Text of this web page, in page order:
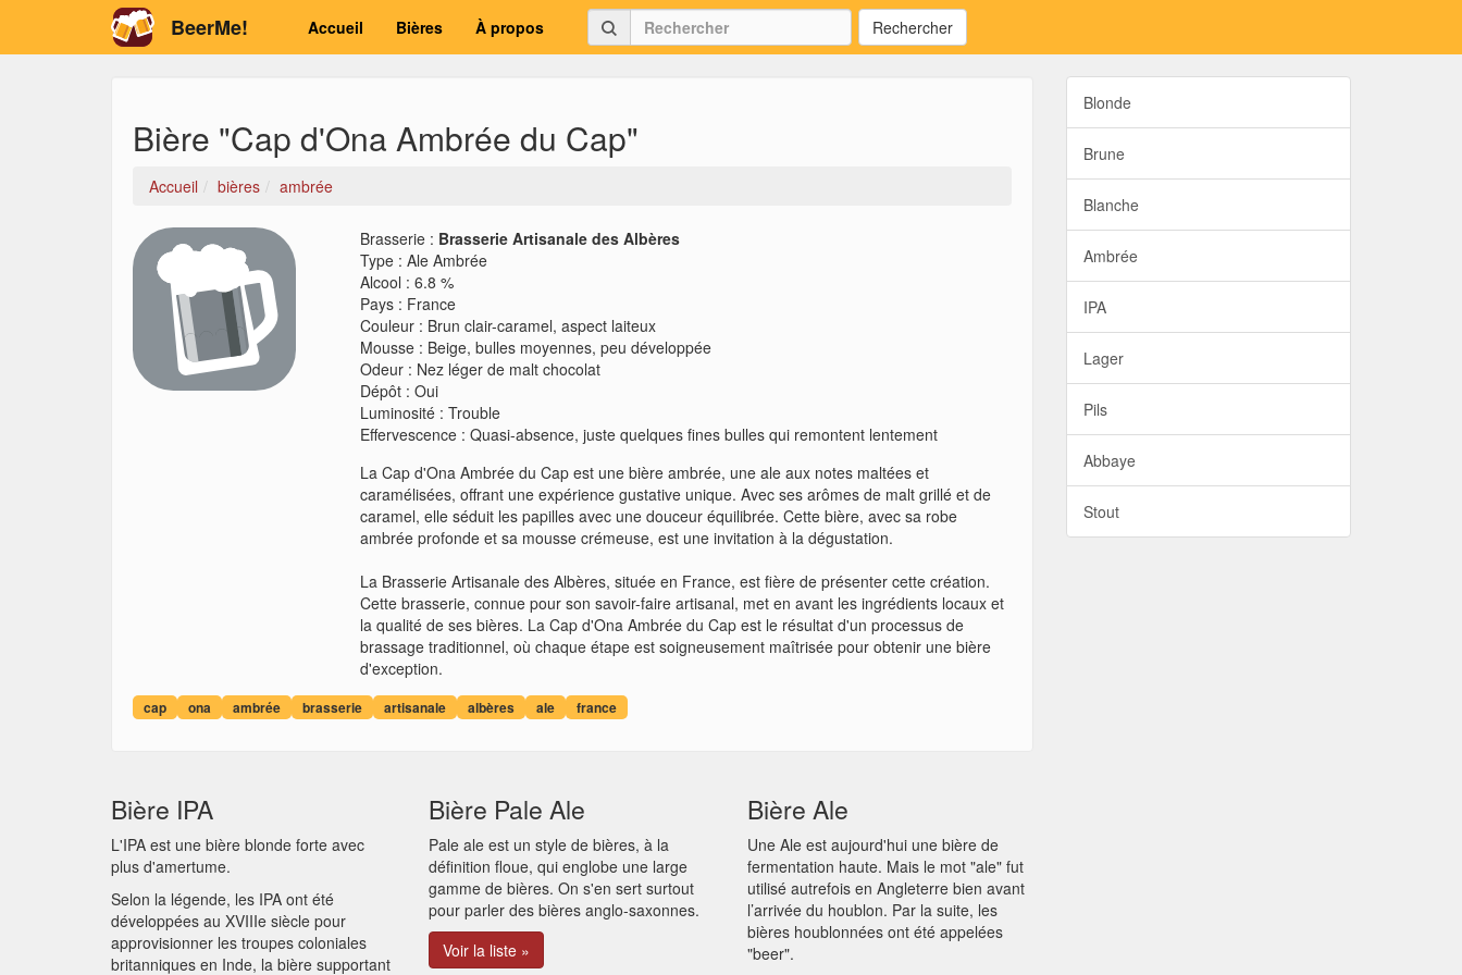
BeerMe! Accueil Bières À propos Rechercher
Bière "Cap d'Ona Ambrée du Cap"
Accueil bières ambrée
Brasserie : Brasserie Artisanale des Albères
Type :Ale Ambrée
Alcool :6.8 %
Pays : France
Couleur : Brun clair-caramel, aspect laiteux
Mousse : Beige, bulles moyennes, peu développée
Odeur : Nez léger de malt chocolat
Dépôt :Oui
Luminosité :Trouble
Effervescence :Quasi-absence, juste quelques fines bulles qui remontent lentement
La Cap d'Ona Ambrée du Cap est une bière ambrée, une ale aux notes maltées et
caramélisées, offrant une expérience gustative unique. Avec ses arômes de malt grillé et de
caramel, elle séduit les papilles avec une douceur équilibrée. Cette bière, avec sa robe
ambrée profonde et sa mousse crémeuse, est une invitation à la dégustation.
La Brasserie Artisanale des Albères, située en France, est fière de présenter cette création.
Cette brasserie, connue pour son savoir-faire artisanal, met en avant les ingrédients locaux et
la qualité de ses bières. La Cap d'Ona Ambrée du Cap est le résultat d'un processus de
brassage traditionnel, où chaque étape est soigneusement maîtrisée pour obtenir une bière
d'exception.
cap ona ambrée brasserie artisanale albères ale france
Bière IPA
L'IPA est une bière blonde forte avec
plus d'amertume.
Selon la légende, les IPA ont été
développées au XVIIIe siècle pour
approvisionner les troupes coloniales
britanniques en Inde, la bière supportant
Bière Pale Ale
Pale ale est un style de bières, à la
définition floue, qui englobe une large
gamme de bières. On s'en sert surtout
pour parler des bières anglo-saxonnes.
Voir la liste »
Bière Ale
Une Ale est aujourd'hui une bière de
fermentation haute. Mais le mot "ale" fut
utilisé autrefois en Angleterre bien avant
l’arrivée du houblon. Par la suite, les
bières houblonnées ont été appelées
"beer".
Blonde
Brune
Blanche
Ambrée
IPA
Lager
Pils
Abbaye
Stout